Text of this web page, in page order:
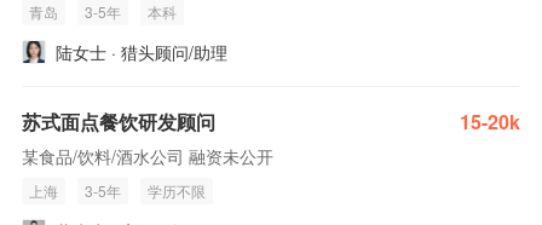
青岛 3-5年 本科
陆女士 · 猎头顾问/助理
苏式面点餐饮研发顾问 15-20k
某食品/饮料/酒水公司 融资未公开
上海 3-5年 学历不限